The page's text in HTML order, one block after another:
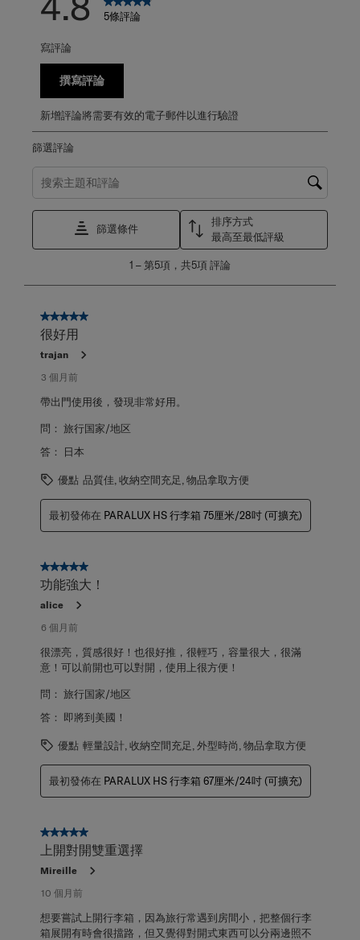
5條評論
寫評論
撰寫評論
新增評論將需要有效的電子郵件以進行驗證
篩選評論
搜尋主題和評論搜尋區域
篩選條件
排序方式
最高至最低評級
第
項，
1 –第5項，共5項評論
5星，共5星。
很好用
trajan
3 個月前
帶出門使用後，發現非常好用。
問： 旅行国家/地区
答：
日本
優點 品質佳, 收納空間充足, 物品拿取方便
最初發佈在 PARALUX HS 行李箱 75厘米/28吋 (可擴充)
5星，共5星。
功能強大！
alice
6 個月前
很漂亮，質感很好！也很好推，很輕巧，容量很大，很滿
意！可以前開也可以對開，使用上很方便！
問： 旅行国家/地区
答：
即將到美國！
優點 輕量設計, 收納空間充足, 外型時尚, 物品拿取方便
最初發佈在 PARALUX HS 行李箱 67厘米/24吋 (可擴充)
5星，共5星。
上開對開雙重選擇
Mireille
10 個月前
想要嘗試上開行李箱，因為旅行常遇到房間小，把整個行李
箱展開有時會很擋路，但又覺得對開式東西可以分兩邊照不